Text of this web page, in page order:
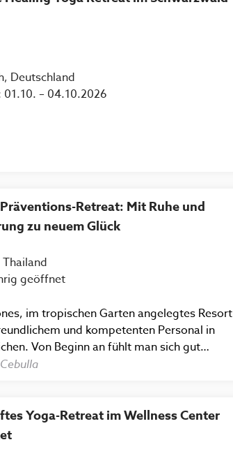
Deutschland
01.10. – 04.10.2026
Retreat: Mit Ruhe und
zu neuem Glück
geöffnet
im tropischen Garten angelegtes Resort
und kompetenten Personal in
Von Beginn an fühlt man sich gut
und wird liebevoll umsorgt. Anwendungen,
Yoga-Retreat im Wellness Center